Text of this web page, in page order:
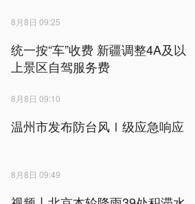
8月8日 09:25
统一按“车”收费 新疆调整4A及以
上景区自驾服务费
8月8日 09:10
温州市发布防台风Ⅰ级应急响应
8月8日 09:49